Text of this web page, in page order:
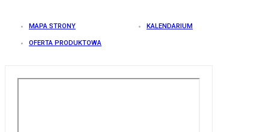
MAPA STRONY KALENDARIUM
OFERTA PRODUKTOWA